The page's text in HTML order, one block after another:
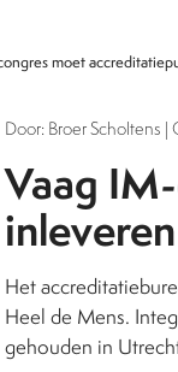
moet
Door: Broer Scholtens |
Vaag
inleveren
Het
Heel de Mens.
gehouden in